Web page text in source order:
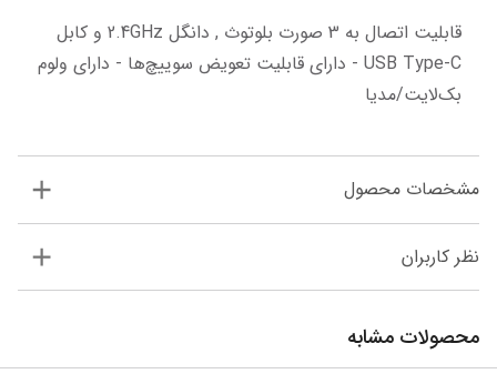
بک‌لایت/مدیا
مشخصات محصول
نظر کاربران
محصولات مشابه